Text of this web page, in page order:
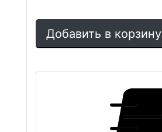
Добавить в корзину